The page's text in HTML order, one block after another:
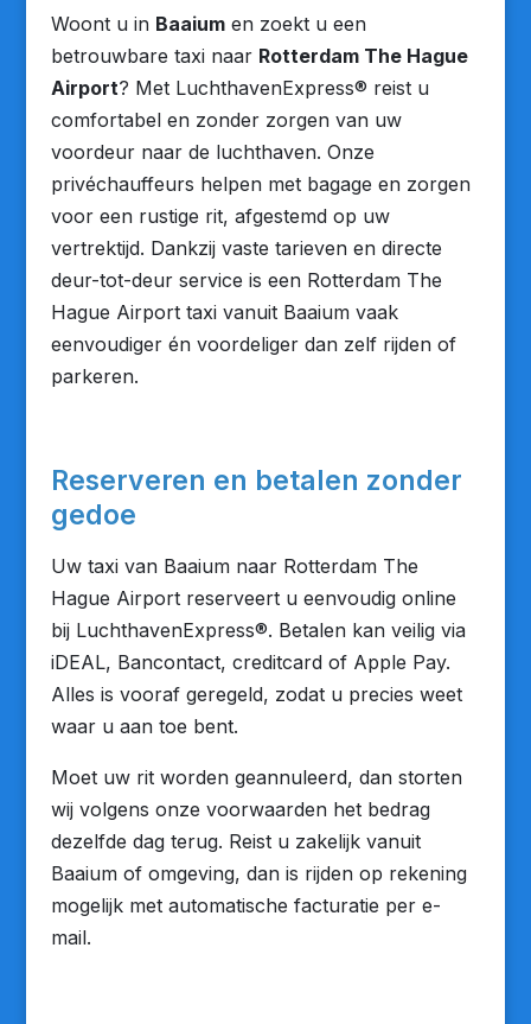
Woont u in Baaiumen zoekt u een
betrouwbare taxi naar Rotterdam The Hague
Airport? Met LuchthavenExpress® reist u
comfortabel en zonder zorgen van uw
voordeur naar de luchthaven. Onze
privéchauffeurs helpen met bagage en zorgen
voor een rustige rit, afgestemd op uw
vertrektijd. Dankzij vaste tarieven en directe
deur-tot-deur service is een Rotterdam The
Hague Airport taxi vanuit Baaium vaak
eenvoudiger én voordeliger dan zelf rijden of
parkeren.
Reserveren en betalen zonder
gedoe
Uw taxi van Baaium naar Rotterdam The
Hague Airport reserveert u eenvoudig online
bij LuchthavenExpress®. Betalen kan veilig via
iDEAL, Bancontact, creditcard of Apple Pay.
Alles is vooraf geregeld, zodat u precies weet
waar u aan toe bent.
Moet uw rit worden geannuleerd, dan storten
wij volgens onze voorwaarden het bedrag
dezelfde dag terug. Reist u zakelijk vanuit
Baaium of omgeving, dan is rijden op rekening
mogelijk met automatische facturatie per e-
mail.